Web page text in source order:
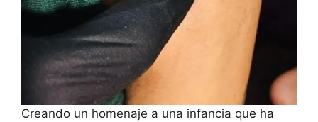
Creando un homenaje a una infancia que ha